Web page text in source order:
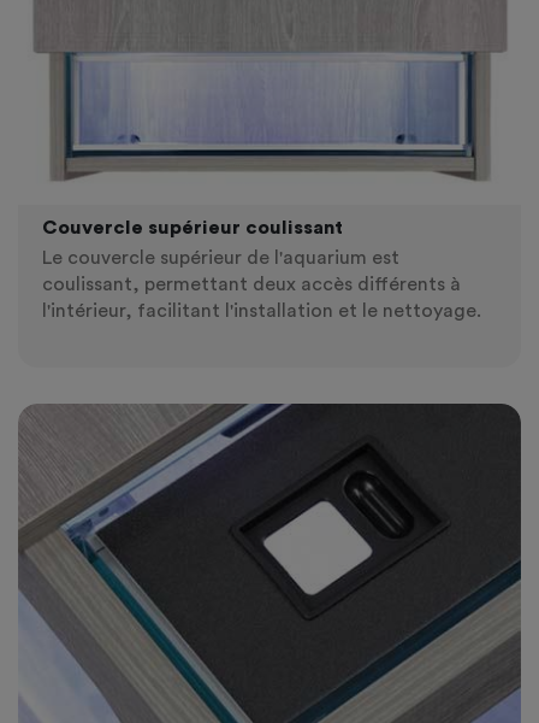
Couvercle supérieur coulissant
Le couvercle supérieur de l'aquarium est
coulissant, permettant deux accès différents à
l'intérieur, facilitant l'installation et le nettoyage.